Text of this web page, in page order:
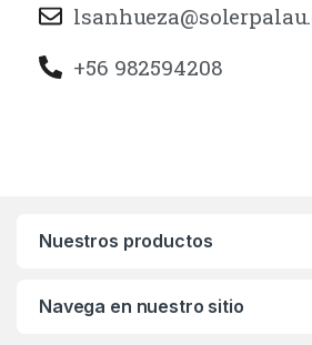
+56 982594208
Nuestros productos
Navega en nuestro sitio